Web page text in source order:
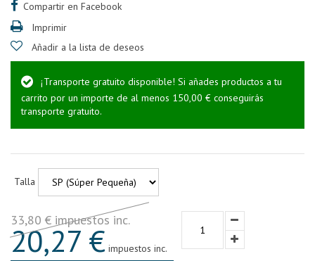
Compartir en Facebook
Imprimir
Añadir a la lista de deseos
¡Transporte gratuito disponible! Si añades productos a tu
carrito por un importe de al menos 150,00 € conseguirás
transporte gratuito.
Talla
33,80 € impuestos inc.
20,27 € impuestos inc.